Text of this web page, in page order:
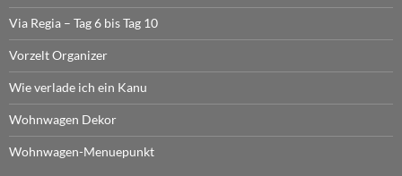
Via Regia – Tag 6 bis Tag 10
Vorzelt Organizer
Wie verlade ich ein Kanu
Wohnwagen Dekor
Wohnwagen-Menuepunkt